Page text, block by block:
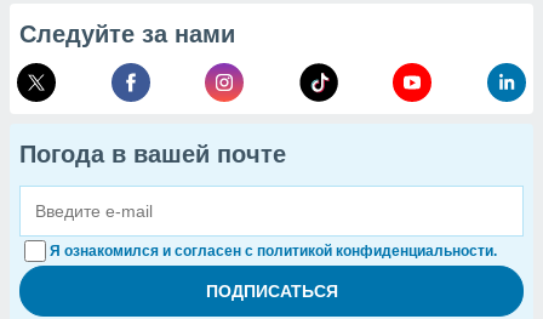
Следуйте за нами
Погода в вашей почте
Я ознакомился и согласен с политикой конфиденциальности.